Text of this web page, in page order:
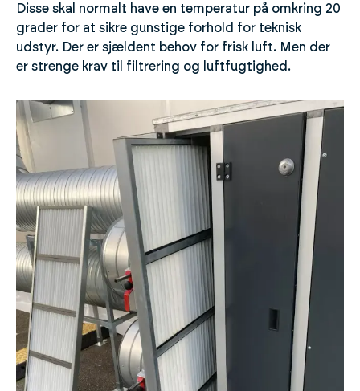
Disse skal normalt have en temperatur på omkring 20
grader for at sikre gunstige forhold for teknisk
udstyr. Der er sjældent behov for frisk luft. Men der
er strenge krav til filtrering og luftfugtighed.